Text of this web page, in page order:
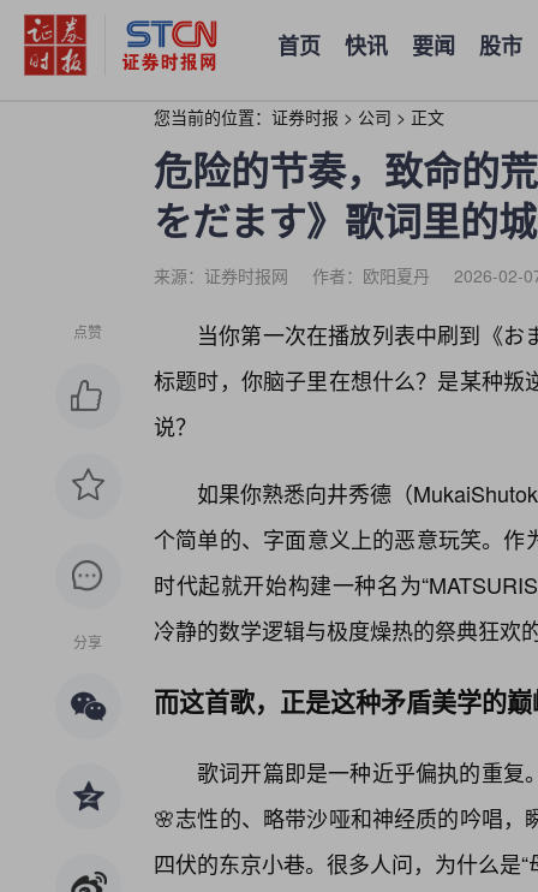
首页 快讯 要闻 股市
您当前的位置： 证券时报 > 公司 > 正文
危险的节奏，致命的
をだます》歌词里的
来源：证券时报网 作者：欧阳夏丹 2026-02-
点赞
分享
当你第一次在播放列表中刷到《
标题时，你脑子里在想什么？是某种
说？
如果你熟悉向井秀德（
个简单的、字面意义上的恶意玩笑。
时代起就开始构建一种名为
冷静的数学逻辑与极度燥热的祭典狂欢
而这首歌，正是这种矛盾美学的
歌词开篇即是一种近乎偏执的重复
🌸志性的、略带沙哑和神经质的吟唱
四伏的东京小巷。很多人问，为什么是